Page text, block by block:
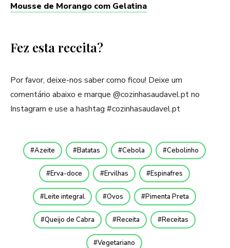
Mousse de Morango com Gelatina
Fez esta receita?
Por favor, deixe-nos saber como ficou! Deixe um
comentário abaixo e marque @cozinhasaudavel.pt no
Instagram e use a hashtag #cozinhasaudavel.pt
Azeite Batatas Cebola Cebolinho
Erva-doce Ervilhas Espinafres
Leite integral Ovos Pimenta Preta
Queijo de Cabra Receita Receitas
Vegetariano